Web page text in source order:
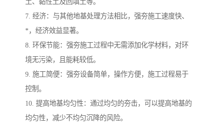
7. 经济：与其他地基处理方法相比，强夯施工速度快、
*，经济效益显著。
8. 环保节能：强夯施工过程中无需添加化学材料，对环
境无污染，且能耗较低。
9. 施工简便：强夯设备简单，操作方便，施工过程易于
控制。
10. 提高地基均匀性：通过均匀的夯击，可以提高地基的
均匀性，减少不均匀沉降的风险。